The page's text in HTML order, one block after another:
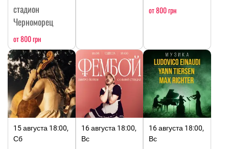
стадион
Черноморец
от 800 грн
от 800 грн
15 августа 18:00,
Сб
16 августа 18:00,
Вс
16 августа 18:00,
Вс